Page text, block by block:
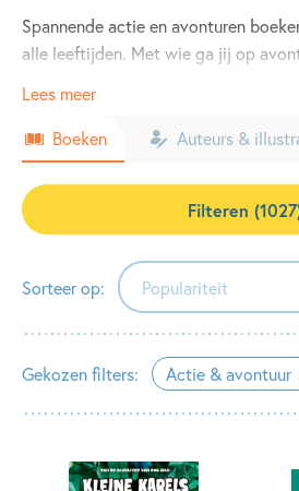
Spannende actie en avonturen
alle leeftijden. Met wie ga jij op
Lees meer
Boeken
Auteurs &
Filteren
Sorteer op: Populariteit
Populariteit
Verschijningsdatum
Alfabetisch (A-Z)
Alfabetisch (Z-A)
Gekozen filters: Actie & avontuur